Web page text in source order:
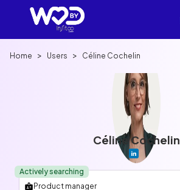
Home > Users > Céline Cochelin
Céline Cochelin
Actively searching
Product manager